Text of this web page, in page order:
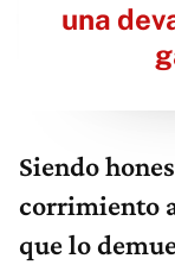
una
Siendo
corrimiento
que lo